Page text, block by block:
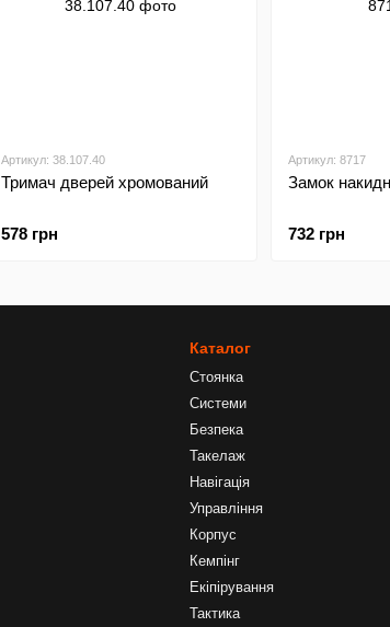
Артикул: 38.107.40
Тримач дверей хромований
578 грн
Артикул: 8717
Замок
732 грн
Каталог
Стоянка
Системи
Безпека
Такелаж
Навігація
Управління
Корпус
Кемпінг
Екіпірування
Тактика